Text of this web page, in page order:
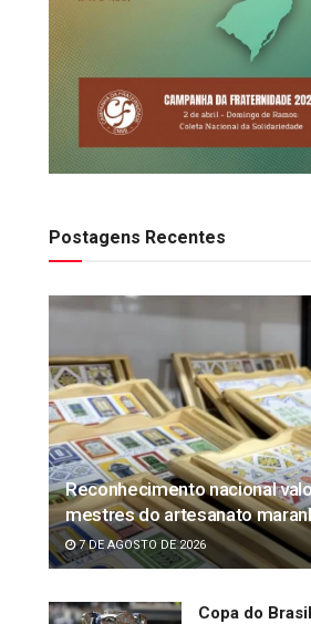
Postagens Recentes
Reconhecimento nacional
mestres do artesanato
7 DE AGOSTO DE 2026
Copa do